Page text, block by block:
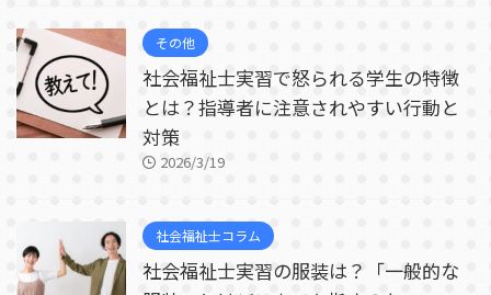
その他
社会福祉士実習で怒られる学生の特徴
とは？指導者に注意されやすい行動と
対策
2026/3/19
社会福祉士コラム
社会福祉士実習の服装は？「一般的な